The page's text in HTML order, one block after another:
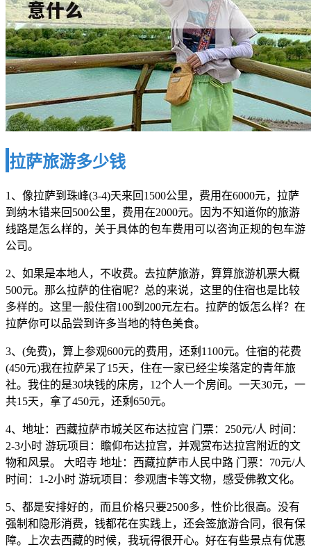
拉萨旅游多少钱
1、像拉萨到珠峰(3-4)天来回1500公里，费用在6000元，拉萨
到纳木错来回500公里，费用在2000元。因为不知道你的旅游
线路是怎么样的，关于具体的包车费用可以咨询正规的包车游
公司。
2、如果是本地人，不收费。去拉萨旅游，算算旅游机票大概
500元。那么拉萨的住宿呢？总的来说，这里的住宿也是比较
多样的。这里一般住宿100到200元左右。拉萨的饭怎么样？在
拉萨你可以品尝到许多当地的特色美食。
3、(免费)，算上参观600元的费用，还剩1100元。住宿的花费
(450元)我在拉萨呆了15天，住在一家已经尘埃落定的青年旅
社。我住的是30块钱的床房，12个人一个房间。一天30元，一
共15天，拿了450元，还剩650元。
4、地址：西藏拉萨市城关区布达拉宫 门票：250元/人 时间：
2-3小时 游玩项目：瞻仰布达拉宫，并观赏布达拉宫附近的文
物和风景。 大昭寺 地址：西藏拉萨市人民中路 门票：70元/人
时间：1-2小时 游玩项目：参观唐卡等文物，感受佛教文化。
5、都是安排好的，而且价格只要2500多，性价比很高。没有
强制和隐形消费，钱都花在实践上，还会签旅游合同，很有保
障。上次去西藏的时候，我玩得很开心。好在有些景点有优惠